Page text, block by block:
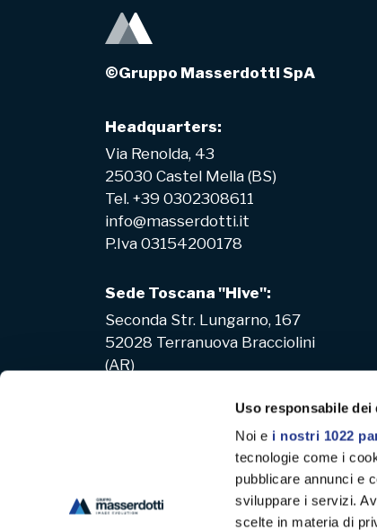
Uso responsabile dei
Noi e i nostri 1022
tecnologie come i
pubblicare annunci e
sviluppare i servizi.
scelte in materia di
©Gruppo Masserdotti SpA
Headquarters:
Via Renolda, 43
25030 Castel Mella (BS)
Tel. +39 0302308611
info@masserdotti.it
P.Iva 03154200178
Sede Toscana "Hive":
Seconda Str. Lungarno, 167
52028 Terranuova Bracciolini
(AR)